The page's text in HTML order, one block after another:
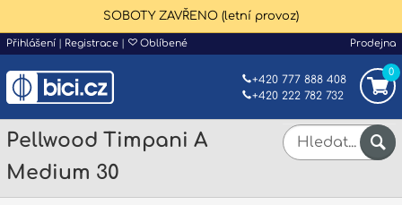
SOBOTY ZAVŘENO (letní provoz)
Přihlášení | Registrace | Oblíbené Prodejna
0
+420 777 888 408
+420 222 782 732
Pellwood Timpani A
Medium 30